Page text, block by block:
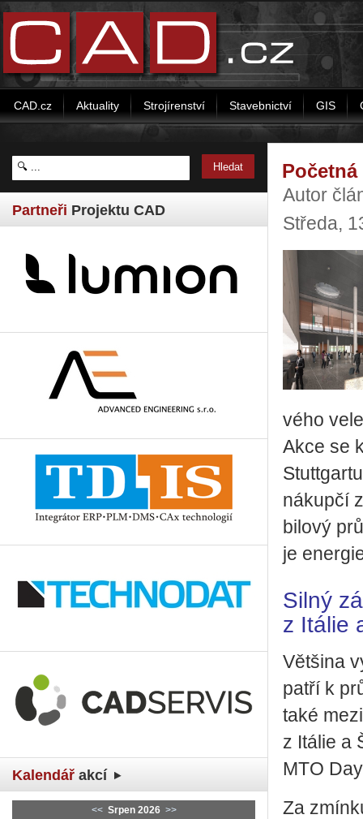
CAD.cz Aktuality Strojírenství Stavebnictví GIS
Partneři Projektu CAD
Kalendář akcí
<< Srpen 2026 >>
Autor
Středa,
vé­ho
Akce se
ná­kup­čí
bi­lo­vý
je
Silný
z Itálie
Vět­ši­na
patří k
také
z Itá­lie a
MTO
Za